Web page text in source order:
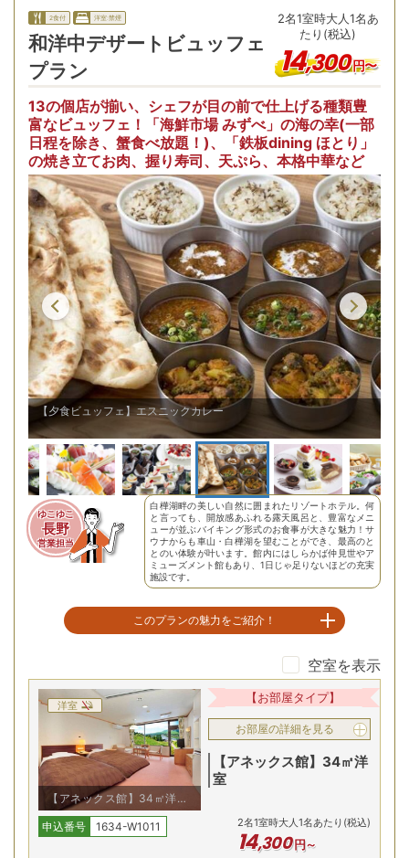
2食付 洋室:禁煙
和洋中デザートビュッフェ
プラン
2名1室時大人1名あ
たり(税込)
14,300円〜
13の個店が揃い、シェフが目の前で仕上げる種類豊
富なビュッフェ！「海鮮市場 みずべ」の海の幸(一部
日程を除き、蟹食べ放題！)、「鉄板dining ほとり」
の焼き立てお肉、握り寿司、天ぷら、本格中華など
【夕食ビュッフェ】エスニックカレー
ゆこゆこ
長野
営業担当
白樺湖畔の美しい自然に囲まれたリゾートホテル。何
と言っても、開放感あふれる露天風呂と、豊富なメニ
ューが並ぶバイキング形式のお食事が大きな魅力！サ
ウナからも車山・白樺湖を望むことができ、最高のと
とのい体験が叶います。館内にはしらかば仲見世やア
ミューズメント館もあり、1日じゃ足りないほどの充実
施設です。
このプランの魅力をご紹介！
白樺湖畔の絶景を望む温泉！
空室を表示
洋室
【アネックス館】34㎡洋室/
例
【お部屋タイプ】
お部屋の詳細を見る
【アネックス館】34㎡洋
室
申込番号 1634-W1011 2名1室時大人1名あたり(税込)
14,300円～